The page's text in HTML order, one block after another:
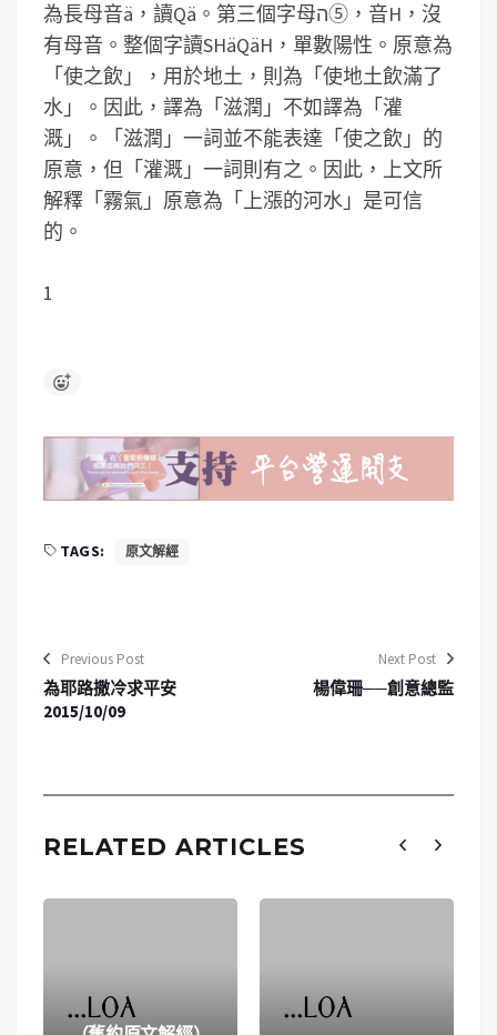
為長母音ä，讀Qä。第三個字母ה⑤，音H，沒
有母音。整個字讀SHäQäH，單數陽性。原意為
「使之飲」，用於地土，則為「使地土飲滿了
水」。因此，譯為「滋潤」不如譯為「灌
溉」。「滋潤」一詞並不能表達「使之飲」的
原意，但「灌溉」一詞則有之。因此，上文所
解釋「霧氣」原意為「上漲的河水」是可信
的。
1
TAGS: 原文解經
Previous Post
為耶路撒冷求平安
2015/10/09
Next Post
楊偉珊──創意總監
RELATED ARTICLES